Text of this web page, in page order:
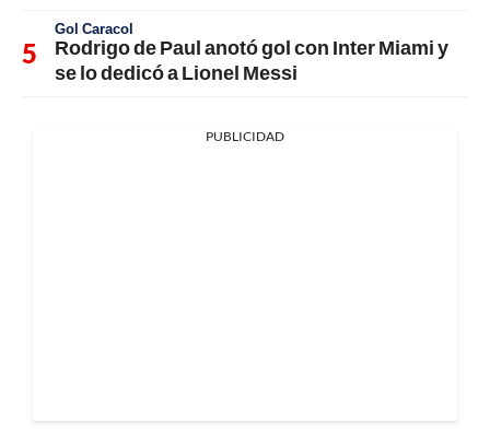
Gol Caracol
Rodrigo de Paul anotó gol con Inter Miami y
se lo dedicó a Lionel Messi
PUBLICIDAD